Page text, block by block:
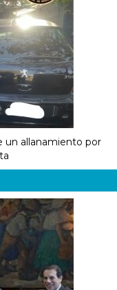
un allanamiento por